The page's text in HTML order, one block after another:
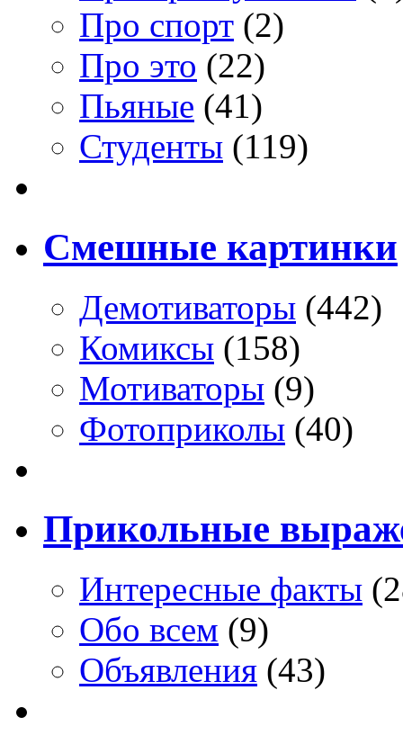
Про спорт (2)
Про это (22)
Пьяные (41)
Студенты (119)
Смешные картинки
Демотиваторы (442)
Комиксы (158)
Мотиваторы (9)
Фотоприколы (40)
Прикольные
Интересные факты
Обо всем (9)
Объявления (43)